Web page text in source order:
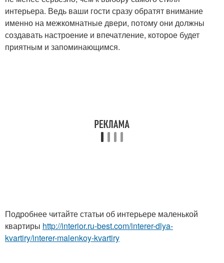
интерьера. Ведь ваши гости сразу обратят внимание
именно на межкомнатные двери, потому они должны
создавать настроение и впечатление, которое будет
приятным и запоминающимся.
Подробнее читайте статьи об интерьере маленькой
квартиры http://interior.ru-best.com/interer-dlya-
kvartiry/interer-malenkoy-kvartiry